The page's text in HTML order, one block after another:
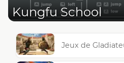
Kungfu School
Jeux de